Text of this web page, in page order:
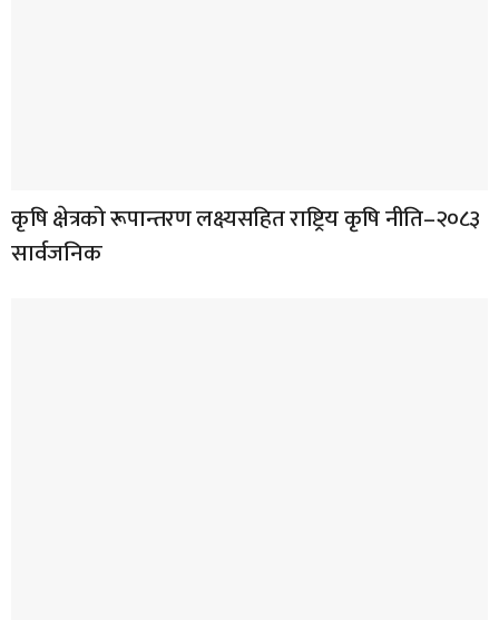
कृषि क्षेत्रको रूपान्तरण लक्ष्यसहित राष्ट्रिय कृषि नीति–२०८३
सार्वजनिक